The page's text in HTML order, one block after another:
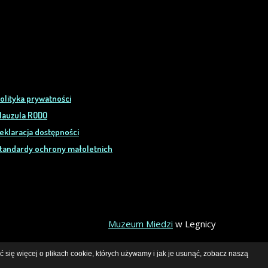
prywatności
RODO
dostępności
ochrony małoletnich
Muzeum Miedzi w Legnicy
się więcej o plikach cookie, których używamy i jak je usunąć, zobacz naszą